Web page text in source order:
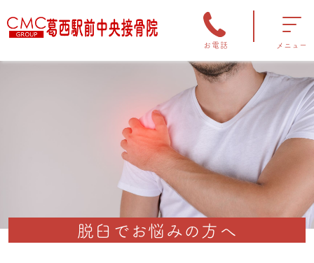
お電話 メニュー
脱臼でお悩みの方へ